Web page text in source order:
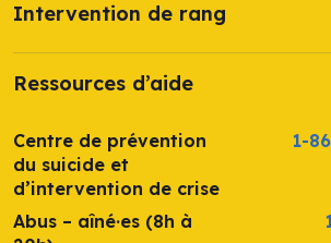
Intervention de rang
Ressources d’aide
Centre de prévention
du suicide et
d’intervention de crise
1-
Abus – aîné·es (8h à